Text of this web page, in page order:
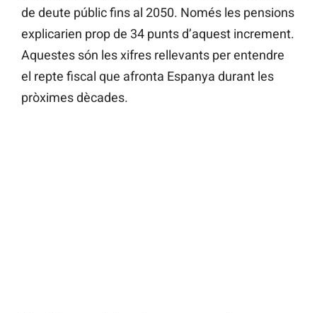
de deute públic fins al 2050. Només les pensions
explicarien prop de 34 punts d’aquest increment.
Aquestes són les xifres rellevants per entendre
el repte fiscal que afronta Espanya durant les
pròximes dècades.